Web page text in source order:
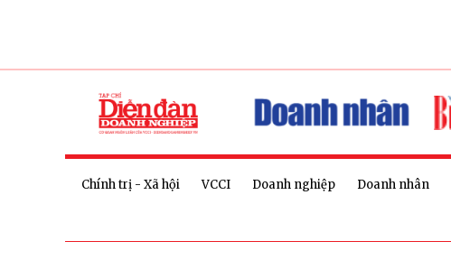
Chính trị - Xã hội VCCI Doanh nghiệp Doanh nhân